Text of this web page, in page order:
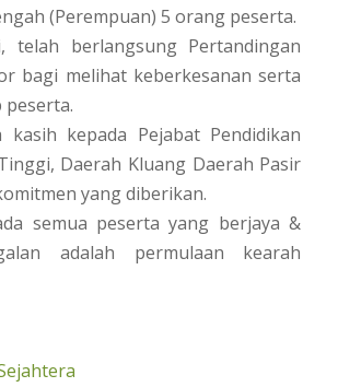
(Perempuan) 5 orang peserta.
telah berlangsung Pertandingan
bagi melihat keberkesanan serta
peserta.
kasih kepada Pejabat Pendidikan
Daerah Kluang Daerah Pasir
yang diberikan.
semua peserta yang berjaya &
adalah permulaan kearah